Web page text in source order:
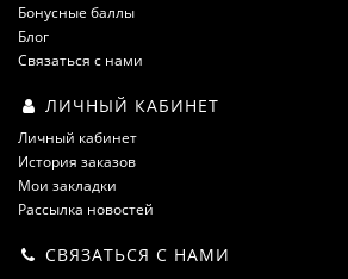
Бонусные баллы
Блог
Связаться с нами
ЛИЧНЫЙ КАБИНЕТ
Личный кабинет
История заказов
Мои закладки
Рассылка новостей
СВЯЗАТЬСЯ С НАМИ